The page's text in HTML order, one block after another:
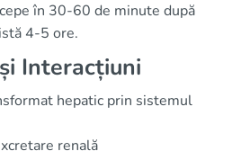
în 30-60 de minute după
4-5 ore.
Interacțiuni
hepatic prin sistemul
renală